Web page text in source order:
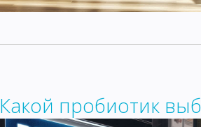
Какой пробиотик